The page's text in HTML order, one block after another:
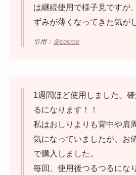
は継続使用で様子見ですが
ずみが薄くなってきた気が
引用： ＠cosme
1週間ほど使用しました。
るになります！！
私はおしりよりも背中や肩
気になっていましたが、お
で購入しました。
毎回、使用後つるつるにな